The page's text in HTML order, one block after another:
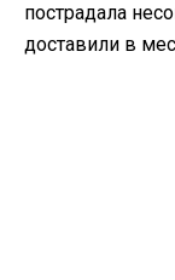
пострадала
доставили в